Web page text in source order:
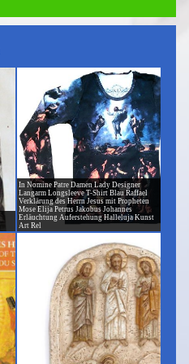
In Nomine Patre Damen Lady Designer
Langarm Longsleeve T-Shirt Blau Raffael
Verklärung des Herrn Jesus mit Propheten
Mose Elija Petrus Jakobus Johannes
Erläuchtung Auferstehung Halleluja Kunst
Art Rel